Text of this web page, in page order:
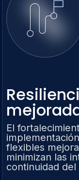
El
flexibles
minimizan las
continuidad del